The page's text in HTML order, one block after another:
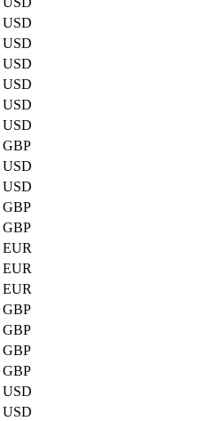
USD
USD
USD
USD
USD
USD
GBP
USD
USD
GBP
GBP
EUR
EUR
EUR
GBP
GBP
GBP
GBP
USD
USD